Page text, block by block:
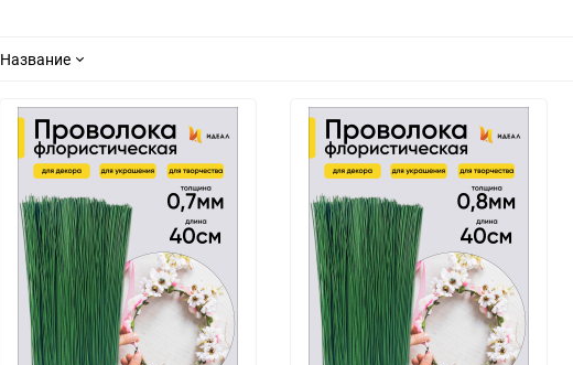
Название